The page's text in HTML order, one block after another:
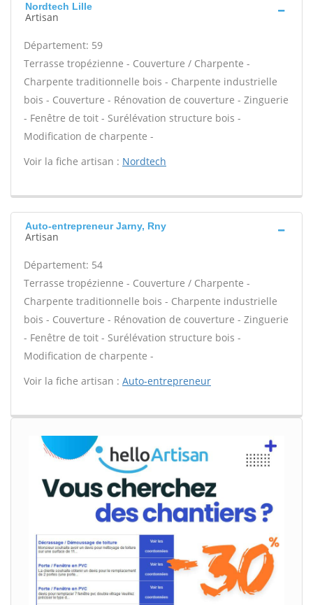
Nordtech Lille
Artisan
Département: 59
Terrasse tropézienne - Couverture / Charpente -
Charpente traditionnelle bois - Charpente industrielle
bois - Couverture - Rénovation de couverture - Zinguerie
- Fenêtre de toit - Surélévation structure bois -
Modification de charpente -
Voir la fiche artisan : Nordtech
Auto-entrepreneur Jarny, Rny
Artisan
Département: 54
Terrasse tropézienne - Couverture / Charpente -
Charpente traditionnelle bois - Charpente industrielle
bois - Couverture - Rénovation de couverture - Zinguerie
- Fenêtre de toit - Surélévation structure bois -
Modification de charpente -
Voir la fiche artisan : Auto-entrepreneur